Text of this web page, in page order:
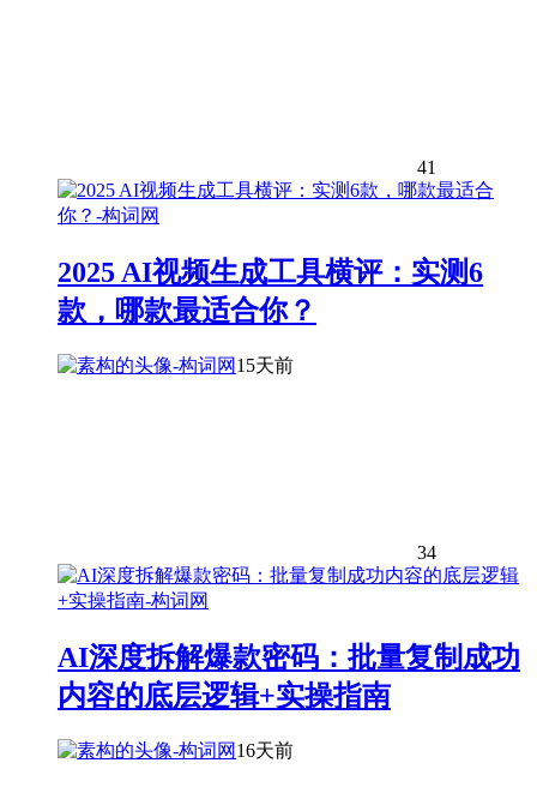
41
2025 AI视频生成工具横评：实测6
款，哪款最适合你？
15天前
34
AI深度拆解爆款密码：批量复制成功
内容的底层逻辑+实操指南
16天前